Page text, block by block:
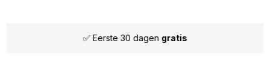
✅ Maandelijksopzegbaar